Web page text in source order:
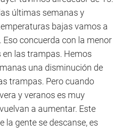
últimas semanas y
bajas vamos a
Eso concuerda con la menor
las trampas. Hemos
una disminución de
trampas. Pero cuando
y veranos es muy
a aumentar. Este
la gente se descanse, es